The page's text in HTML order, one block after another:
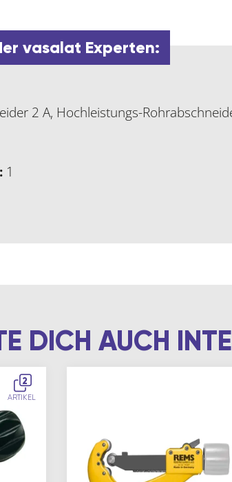
vasalat Experten:
2 A, Hochleistungs-
1
DICH AUCH
2
ARTIKEL